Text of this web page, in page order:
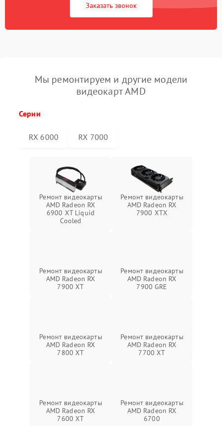
Заказать звонок
Мы ремонтируем и другие модели
видеокарт AMD
Серии
RX 6000 RX 7000
Ремонт видеокарты
AMD Radeon RX
6900 XT Liquid
Cooled
Ремонт видеокарты
AMD Radeon RX
7900 XTX
Ремонт видеокарты
AMD Radeon RX
7900 XT
Ремонт видеокарты
AMD Radeon RX
7900 GRE
Ремонт видеокарты
AMD Radeon RX
7800 XT
Ремонт видеокарты
AMD Radeon RX
7700 XT
Ремонт видеокарты
AMD Radeon RX
7600 XT
Ремонт видеокарты
AMD Radeon RX
6700